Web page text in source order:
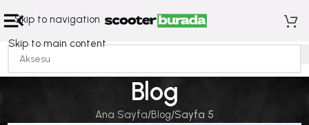
Skip to navigation
Skip to main content
Blog
Ana Sayfa Blog Sayfa 5